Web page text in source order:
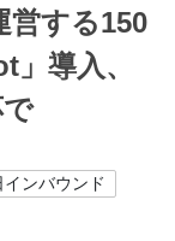
営する150
導入、
インバウンド